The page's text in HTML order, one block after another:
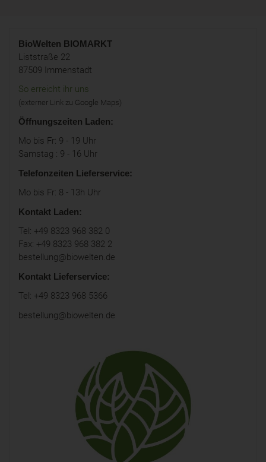
BioWelten BIOMARKT
Liststraße 22
87509 Immenstadt
So erreicht ihr uns
(externer Link zu Google Maps)
Öffnungszeiten Laden:
Mo bis Fr: 9 - 19 Uhr
Samstag : 9 - 16 Uhr
Telefonzeiten Lieferservice:
Mo bis Fr: 8 - 13h Uhr
Kontakt Laden:
Tel: +49 8323 968 382 0
Fax: +49 8323 968 382 2
bestellung@biowelten.de
Kontakt Lieferservice:
Tel: +49 8323 968 5366
bestellung@biowelten.de